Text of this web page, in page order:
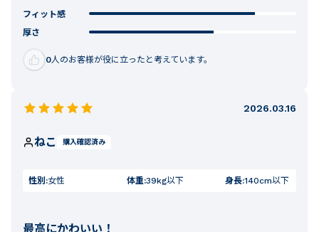
フィット感
厚さ
0人のお客様が役に立ったと考えています。
2026.03.16
ねこ 購入確認済み
性別:女性 体重:39kg以下 身長:140cm以下
最高にかわいい！